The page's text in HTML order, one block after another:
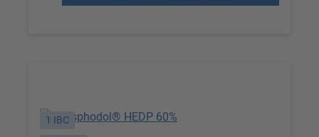
1 IBC